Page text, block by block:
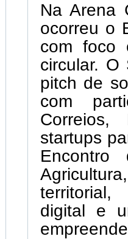
Na Arena
ocorreu o
com foco
circular. O
pitch de
com
startups
Encontro
territorial,
digital e